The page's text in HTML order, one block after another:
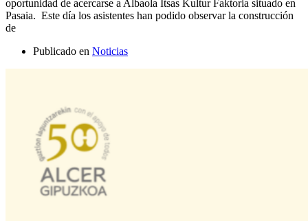
oportunidad de acercarse a Albaola Itsas Kultur Faktoria situado en
Pasaia. Este día los asistentes han podido observar la construcción
de
Publicado en Noticias